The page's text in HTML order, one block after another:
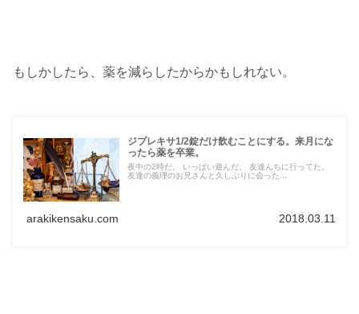
もしかしたら、薬を減らしたからかもしれない。
ジプレキサ1/2錠だけ飲むことにする。来月にな
ったら薬を卒業。
夜中の2時だ。 いっぱい遊んだ。 友達んちに行ってた。
友達の義理のお兄さんと久しぶりに会った...
arakikensaku.com 2018.03.11